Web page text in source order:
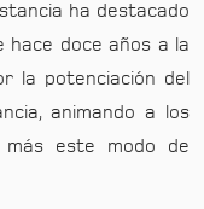
ha destacado
hace doce años a la
la potenciación del
animando a los
este modo de